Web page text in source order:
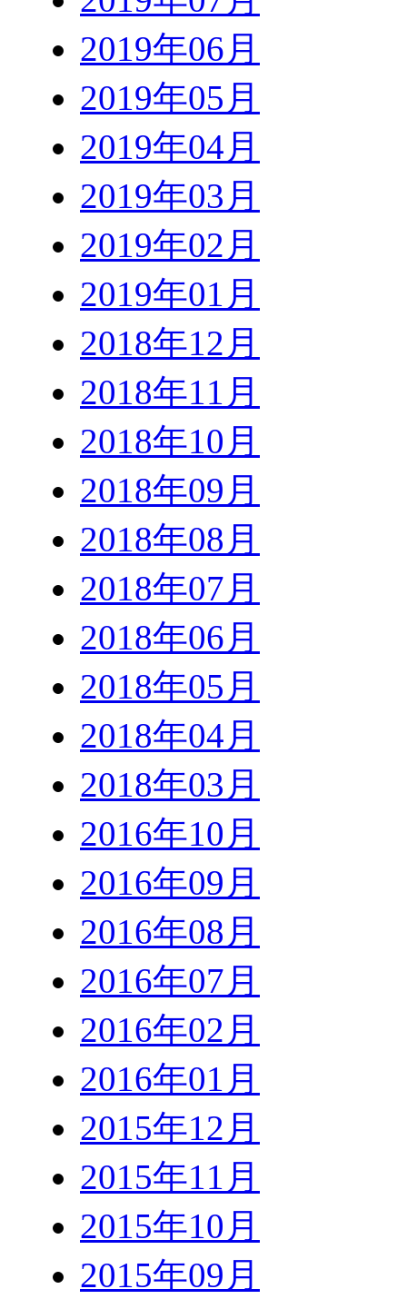
2019年06月
2019年05月
2019年04月
2019年03月
2019年02月
2019年01月
2018年12月
2018年11月
2018年10月
2018年09月
2018年08月
2018年07月
2018年06月
2018年05月
2018年04月
2018年03月
2016年10月
2016年09月
2016年08月
2016年07月
2016年02月
2016年01月
2015年12月
2015年11月
2015年10月
2015年09月